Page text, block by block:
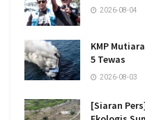
2026-08-04
KMP
5 Tewas
2026-08-03
[Siaran